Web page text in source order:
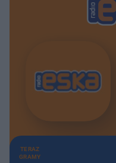
TERAZ
GRAMY